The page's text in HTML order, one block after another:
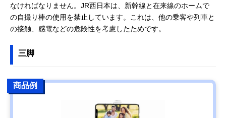
なければなりません。JR西日本は、新幹線と在来線のホームで
の自撮り棒の使用を禁止しています。これは、他の乗客や列車と
の接触、感電などの危険性を考慮したためです。
三脚
商品例